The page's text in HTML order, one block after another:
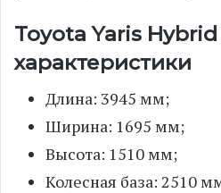
Toyota Yaris
характеристики
Длина: 3945 мм;
Ширина: 1695 мм;
Высота: 1510 мм;
Колесная база: 2510